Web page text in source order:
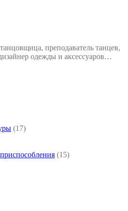
преподаватель танцев,
одежды и аксессуаров…
(17)
(15)